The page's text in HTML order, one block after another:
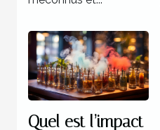
Quel est l’impact